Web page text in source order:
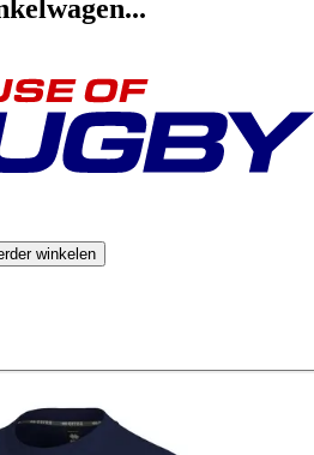
winkelen